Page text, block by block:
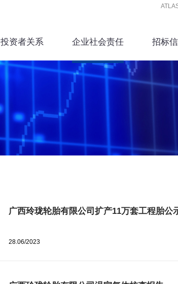
投资者关系 企业社会责任 招标
广西玲珑轮胎有限公司扩产11万套工程胎公
28.06/2023